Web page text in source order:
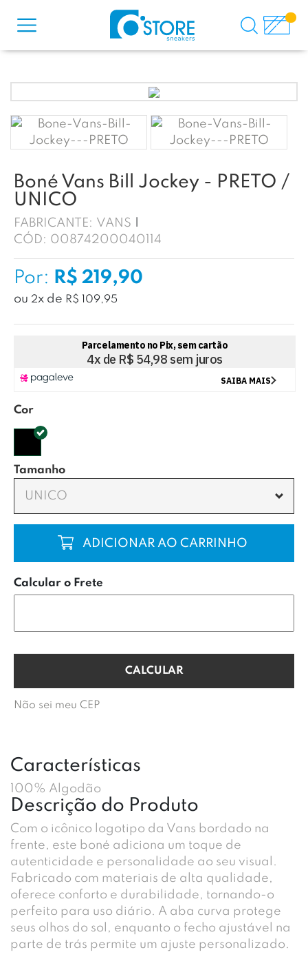
Boné Vans Bill Jockey - PRETO /
UNICO
FABRICANTE: VANS
CÓD: 00874200040114
Por: R$ 219,90
ou 2x de R$ 109,95
Cor
Tamanho
UNICO
COMPRAR
Calcular o Frete
Não sei meu CEP
Características
100% Algodão
Descrição do Produto
Com o icônico logotipo da Vans bordado na
frente, este boné adiciona um toque de
autenticidade e personalidade ao seu visual.
Fabricado com materiais de alta qualidade,
oferece conforto e durabilidade, tornando-o
perfeito para uso diário. A aba curva protege
seus olhos do sol, enquanto o fecho ajustável na
parte de trás permite um ajuste personalizado.